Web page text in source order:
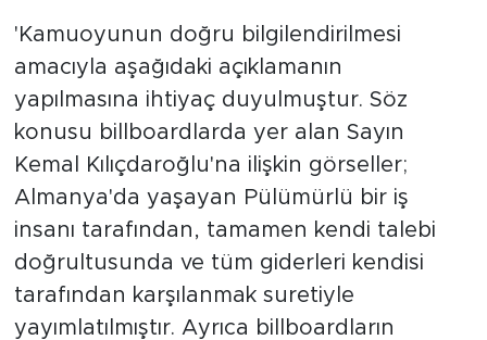
'Kamuoyunun doğru bilgilendirilmesi
amacıyla aşağıdaki açıklamanın
yapılmasına ihtiyaç duyulmuştur. Söz
konusu billboardlarda yer alan Sayın
Kemal Kılıçdaroğlu'na ilişkin görseller;
Almanya'da yaşayan Pülümürlü bir iş
insanı tarafından, tamamen kendi talebi
doğrultusunda ve tüm giderleri kendisi
tarafından karşılanmak suretiyle
yayımlatılmıştır. Ayrıca billboardların